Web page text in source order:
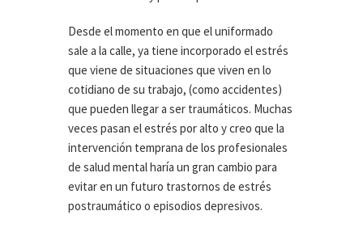
Desde el momento en que el uniformado
sale a la calle, ya tiene incorporado el estrés
que viene de situaciones que viven en lo
cotidiano de su trabajo, (como accidentes)
que pueden llegar a ser traumáticos. Muchas
veces pasan el estrés por alto y creo que la
intervención temprana de los profesionales
de salud mental haría un gran cambio para
evitar en un futuro trastornos de estrés
postraumático o episodios depresivos.